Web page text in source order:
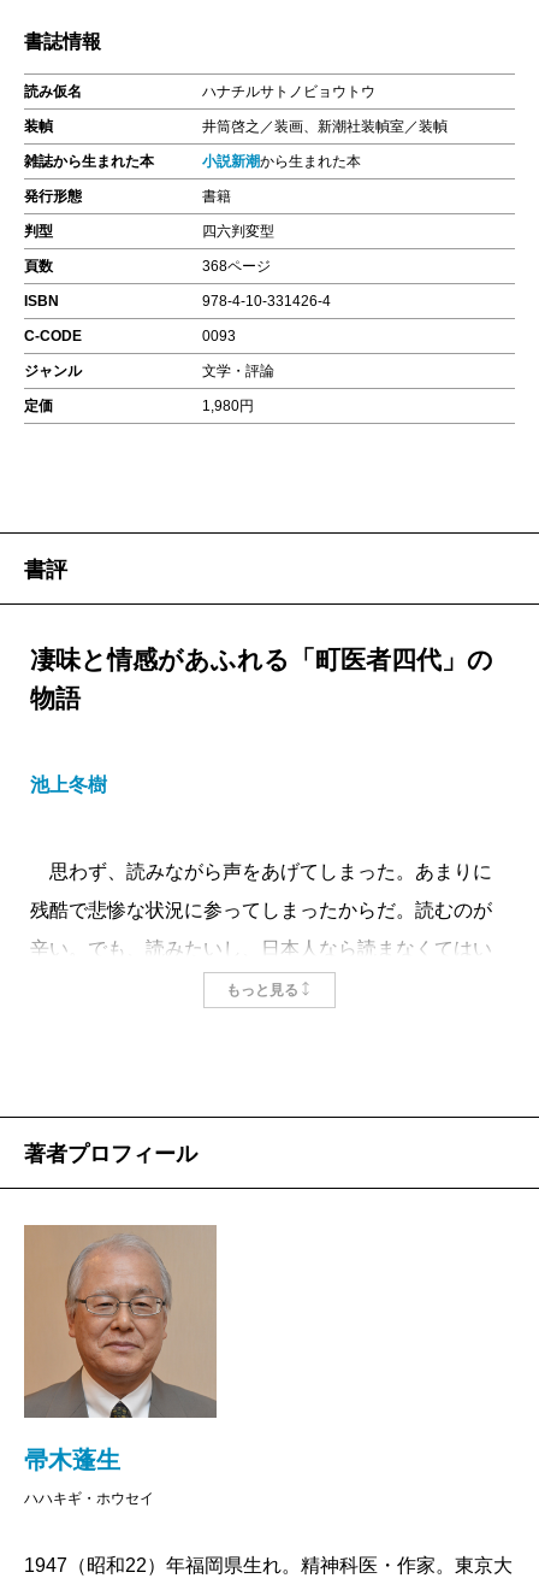
書誌情報
読み仮名 ハナチルサトノビョウトウ
装幀 井筒啓之／装画、新潮社装幀室／装幀
雑誌から生まれた本 小説新潮から生まれた本
発行形態 書籍
判型 四六判変型
頁数 368ページ
ISBN 978-4-10-331426-4
C-CODE 0093
ジャンル 文学・評論
定価 1,980円
書評
凄味と情感があふれる「町医者四代」の
物語
池上冬樹
思わず、読みながら声をあげてしまった。あまりに
残酷で悲惨な状況に参ってしまったからだ。読むのが
辛い。でも、読みたいし、日本人なら読まなくてはい
けないと思った。帚木蓬生の新作『花散る里の病棟』
た。姉妹編『蠅の帝国―軍医たちの黙示録―』は内地
ニューギニアなどを舞台に、生き地獄の体験者である
軍医たちが様々な極限状況を物語っていた。もう嗚咽
をこらえながら読むしかないほど悲惨でやるせなかっ
これは「胎を堕ろす」も同じ。戦前から戦後を生き
抜いた元日赤看護婦の人生をたどる話で、舞台は、終
戦すぐの九州の温泉保養所。そこで秘密裏に行われた
いうなら戦場でレイプされ妊娠した女性たちへの子宮
もっと見る
著者プロフィール
帚木蓬生
ハハキギ・ホウセイ
1947（昭和22）年福岡県生れ。精神科医・作家。東京大